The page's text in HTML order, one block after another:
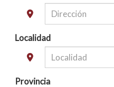
Localidad
Provincia